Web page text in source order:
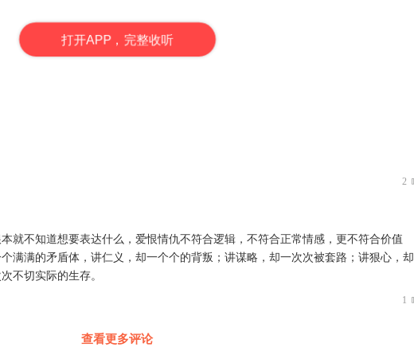
打开APP，完整收听
2
就不知道想要表达什么，爱恨情仇不符合逻辑，不符合正常情感，更不符合价值
满满的矛盾体，讲仁义，却一个个的背叛；讲谋略，却一次次被套路；讲狠心，却
不切实际的生存。
1
查看更多评论